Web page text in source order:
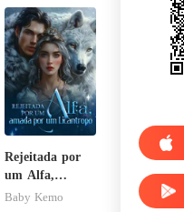
Rejeitada por
um Alfa,
amada por um
Baby Kemo